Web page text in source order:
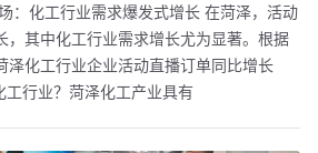
：化工行业需求爆发式增长 在菏泽，活动
，其中化工行业需求增长尤为显著。根据
泽化工行业企业活动直播订单同比增长
行业？菏泽化工产业具有